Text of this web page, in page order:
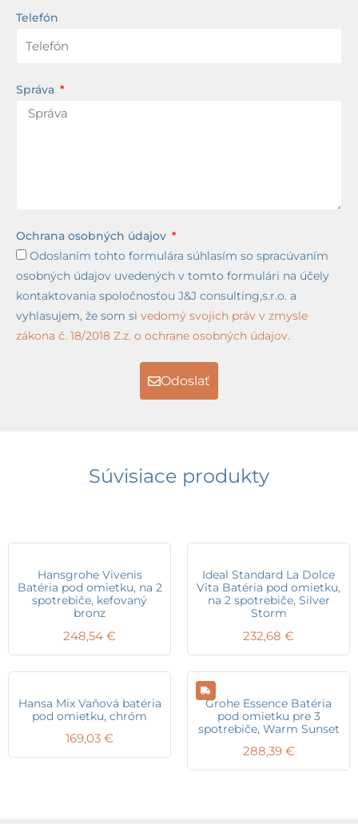
Telefón
Správa
Ochrana osobných údajov
Odoslaním tohto formulára súhlasím so spracúvaním
osobných údajov uvedených v tomto formulári na účely
kontaktovania spoločnosťou J&J consulting,s.r.o. a
vyhlasujem, že som si vedomý svojich práv v zmysle
zákona č. 18/2018 Z.z. o ochrane osobných údajov.
Odoslať
Súvisiace produkty
Hansgrohe Vivenis
Batéria pod omietku, na 2
spotrebiče, kefovaný
bronz
248,54 €
Ideal Standard La Dolce
Vita Batéria pod omietku,
na 2 spotrebiče, Silver
Storm
232,68 €
Hansa Mix Vaňová batéria
pod omietku, chróm
169,03 €
Grohe Essence Batéria
pod omietku pre 3
spotrebiče, Warm Sunset
288,39 €